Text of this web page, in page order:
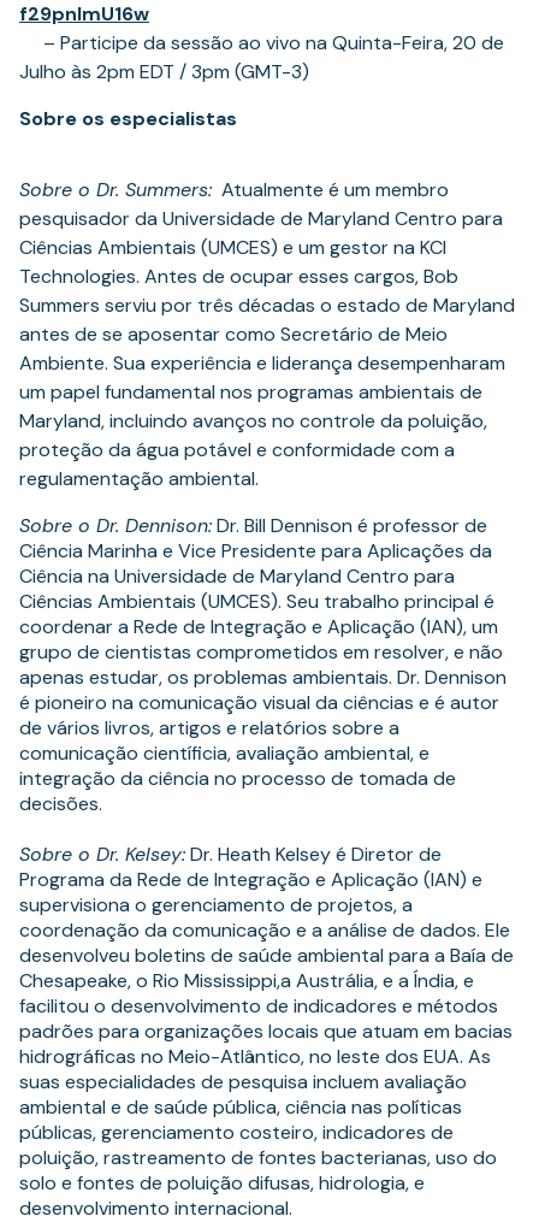
f29pnImU16w(opens
in
a
tab)
– Participe da sessão ao vivo na Quinta-Feira, 20 de
Julho às 2pm EDT / 3pm (GMT-3)
Sobre os especialistas
Sobre o Dr. Summers: Atualmente é um membro
pesquisador da Universidade de Maryland Centro para
Ciências Ambientais (UMCES) e um gestor na KCI
Technologies. Antes de ocupar esses cargos, Bob
Summers serviu por três décadas o estado de Maryland
antes de se aposentar como Secretário de Meio
Ambiente. Sua experiência e liderança desempenharam
um papel fundamental nos programas ambientais de
Maryland, incluindo avanços no controle da poluição,
proteção da água potável e conformidade com a
regulamentação ambiental.
Sobre o Dr. Dennison:Dr. Bill Dennison é professor de
Ciência Marinha e Vice Presidente para Aplicações da
Ciência na Universidade de Maryland Centro para
Ciências Ambientais (UMCES). Seu trabalho principal é
coordenar a Rede de Integração e Aplicação (IAN), um
grupo de cientistas comprometidos em resolver, e não
apenas estudar, os problemas ambientais. Dr. Dennison
é pioneiro na comunicação visual da ciências e é autor
de vários livros, artigos e relatórios sobre a
comunicação científicia, avaliação ambiental, e
integração da ciência no processo de tomada de
decisões.
Sobre o Dr. Kelsey:Dr. Heath Kelsey é Diretor de
Programa da Rede de Integração e Aplicação (IAN) e
supervisiona o gerenciamento de projetos, a
coordenação da comunicação e a análise de dados. Ele
desenvolveu boletins de saúde ambiental para a Baía de
Chesapeake, o Rio Mississippi,a Austrália, e a Índia, e
facilitou o desenvolvimento de indicadores e métodos
padrões para organizações locais que atuam em bacias
hidrográficas no Meio-Atlântico, no leste dos EUA. As
suas especialidades de pesquisa incluem avaliação
ambiental e de saúde pública, ciência nas políticas
públicas, gerenciamento costeiro, indicadores de
poluição, rastreamento de fontes bacterianas, uso do
solo e fontes de poluição difusas, hidrologia, e
desenvolvimento internacional.